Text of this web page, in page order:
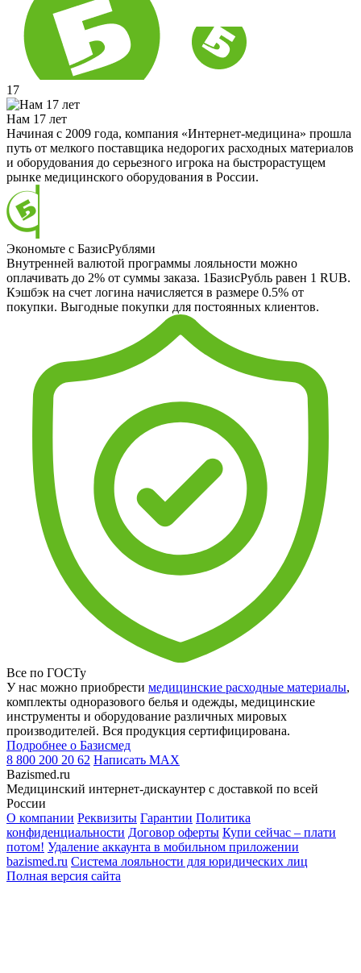
17
Нам 17 лет
Начиная с 2009 года, компания «Интернет-медицина» прошла
путь от мелкого поставщика недорогих расходных материалов
и оборудования до серьезного игрока на быстрорастущем
рынке медицинского оборудования в России.
Экономьте с БазисРублями
Внутренней валютой программы лояльности можно
оплачивать до 2% от суммы заказа. 1БазисРубль равен 1 RUB.
Кэшбэк на счет логина начисляется в размере 0.5% от
покупки. Выгодные покупки для постоянных клиентов.
Все по ГОСТу
У нас можно приобрести медицинские расходные материалы,
комплекты одноразового белья и одежды, медицинские
инструменты и оборудование различных мировых
производителей. Вся продукция сертифицирована.
Подробнее о Базисмед
8 800 200 20 62 Написать MAX
Bazismed.ru
Медицинский интернет-дискаунтер с доставкой по всей
России
О компании Реквизиты Гарантии Политика
конфиденциальности Договор оферты Купи сейчас – плати
потом! Удаление аккаунта в мобильном приложении
bazismed.ru Система лояльности для юридических лиц
Полная версия сайта